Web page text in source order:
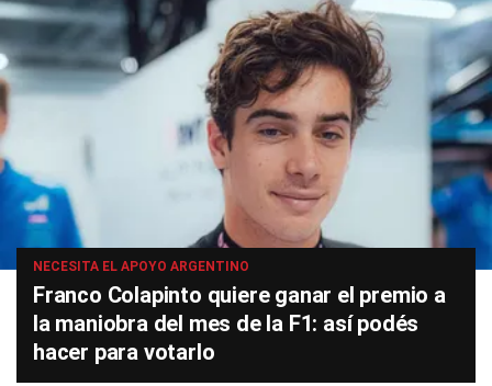
NECESITA EL APOYO ARGENTINO
Franco Colapinto quiere ganar el premio a
la maniobra del mes de la F1: así podés
hacer para votarlo